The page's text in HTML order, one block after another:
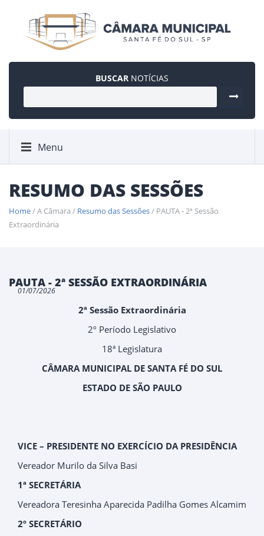
BUSCAR NOTÍCIAS
Menu
RESUMO DAS SESSÕES
Home/ A Câmara / Resumo das Sessões/ PAUTA - 2ª Sessão
Extraordinária
PAUTA - 2ª SESSÃO EXTRAORDINÁRIA
01/07/2026
2ª Sessão Extraordinária
2º Período Legislativo
18ª Legislatura
CÂMARA MUNICIPAL DE SANTA FÉ DO SUL
ESTADO DE SÃO PAULO
VICE – PRESIDENTE NO EXERCÍCIO DA PRESIDÊNCIA
Vereador Murilo da Silva Basi
1ª SECRETÁRIA
Vereadora Teresinha Aparecida Padilha Gomes Alcamim
2º SECRETÁRIO